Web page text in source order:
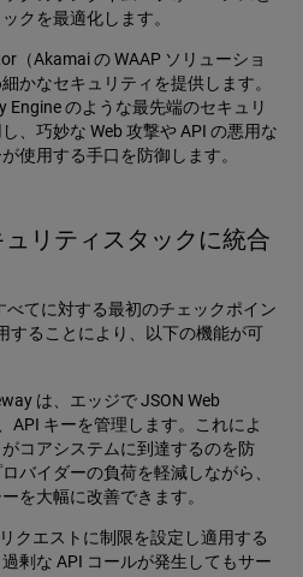
クを最適化します。
（Akamai の WAAP ソリューショ
かなセキュリティを提供します。
Engine のような最先端のセキュリ
、巧妙な Web 攻撃や API の悪用な
使用する手口を防御します。
リティスタックに統合
べてに対する最初のチェックポイン
することにより、以下の機能が可
は、エッジで JSON Web
API キーを管理します。これによ
コアシステムに到達するのを防
バイダーの負荷を軽減しながら、
を大幅に改善できます。
リクエストに制限を設定し適用する
剰な API コールが発生してもサー